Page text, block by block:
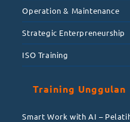
Operation & Maintenance
Strategic Enterpreneurship
ISO Training
Training Unggulan
Smart Work with AI –